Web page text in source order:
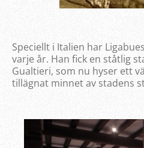
Speciellt i Italien har
varje år. Han fick en ståtlig
Gualtieri, som nu hyser ett
tillägnat minnet av stadens